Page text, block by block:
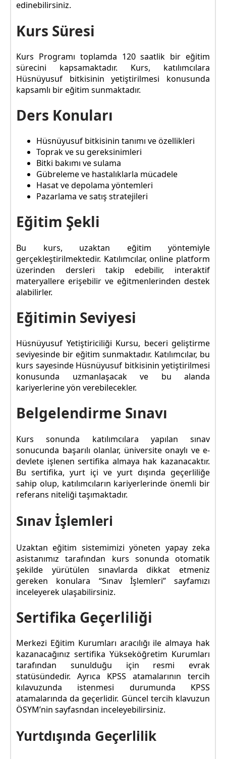
edinebilirsiniz.
Kurs Süresi
Kurs Programı toplamda 120 saatlik bir eğitim
sürecini kapsamaktadır. Kurs, katılımcılara
Hüsnüyusuf bitkisinin yetiştirilmesi konusunda
kapsamlı bir eğitim sunmaktadır.
Ders Konuları
Hüsnüyusuf bitkisinin tanımı ve özellikleri
Toprak ve su gereksinimleri
Bitki bakımı ve sulama
Gübreleme ve hastalıklarla mücadele
Hasat ve depolama yöntemleri
Pazarlama ve satış stratejileri
Eğitim Şekli
Bu kurs, uzaktan eğitim yöntemiyle
gerçekleştirilmektedir. Katılımcılar, online platform
üzerinden dersleri takip edebilir, interaktif
materyallere erişebilir ve eğitmenlerinden destek
alabilirler.
Eğitimin Seviyesi
Hüsnüyusuf Yetiştiriciliği Kursu, beceri geliştirme
seviyesinde bir eğitim sunmaktadır. Katılımcılar, bu
kurs sayesinde Hüsnüyusuf bitkisinin yetiştirilmesi
konusunda uzmanlaşacak ve bu alanda
kariyerlerine yön verebilecekler.
Belgelendirme Sınavı
Kurs sonunda katılımcılara yapılan sınav
sonucunda başarılı olanlar, üniversite onaylı ve e-
devlete işlenen sertifika almaya hak kazanacaktır.
Bu sertifika, yurt içi ve yurt dışında geçerliliğe
sahip olup, katılımcıların kariyerlerinde önemli bir
referans niteliği taşımaktadır.
Sınav İşlemleri
Uzaktan eğitim sistemimizi yöneten yapay zeka
asistanımız tarafından kurs sonunda otomatik
şekilde yürütülen sınavlarda dikkat etmeniz
gereken konulara “Sınav İşlemleri” sayfamızı
inceleyerek ulaşabilirsiniz.
Sertifika Geçerliliği
Merkezi Eğitim Kurumları aracılığı ile almaya hak
kazanacağınız sertifika Yükseköğretim Kurumları
tarafından sunulduğu için resmi evrak
statüsündedir. Ayrıca KPSS atamalarının tercih
kılavuzunda istenmesi durumunda KPSS
atamalarında da geçerlidir. Güncel tercih klavuzun
ÖSYM’nin sayfasndan inceleyebilirsiniz.
Yurtdışında Geçerlilik